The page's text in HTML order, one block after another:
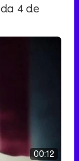
4 de
00:12